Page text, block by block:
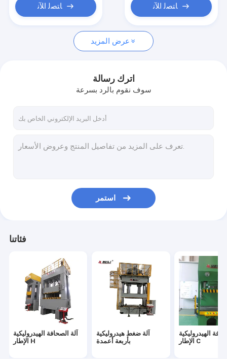
مكبس هيدروليكي عالي السرعة
مكبس السحب الهيدروليكي
مكبس التشذيب الهيدروليكي
مكبس هيدروليكي مركب
آلات اختبار التعب
ﺎﺘﺼﻟ ﺍﻶﻧ ﺎﺘﺼﻟ ﺍﻶﻧ
عرض المزيد
اترك رسالة
سوف نقوم بالرد بسرعة
استمر
فئاتنا
آلة الصحافة الهيدروليكية
الإطار H
آلة ضغط هيدروليكية
بأربعة أعمدة
الهيدروليكية
الإطار C